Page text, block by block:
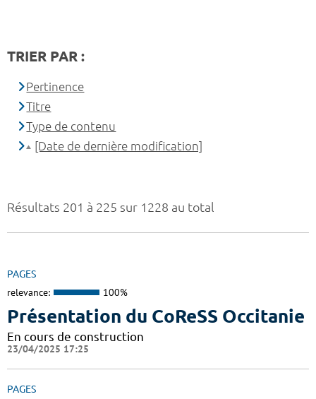
Résultats 201 à 225 sur 1228 au total
PAGES
relevance: 100%
Présentation du CoReSS Occitanie
En cours de construction
23/04/2025 17:25
PAGES
TRIER PAR :
Pertinence
Titre
Type de contenu
[Date de dernière modification]